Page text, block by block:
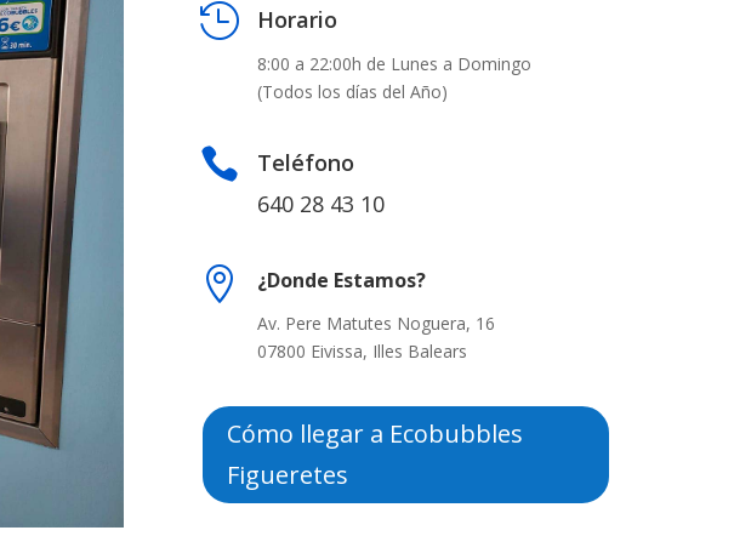
 Horario
8:00 a 22:00h de Lunes a Domingo
(Todos los días del Año)

Teléfono
640 28 43 10
 ¿Donde Estamos?
Av. Pere Matutes Noguera, 16
07800 Eivissa, Illes Balears
Cómo llegar a Ecobubbles
Figueretes